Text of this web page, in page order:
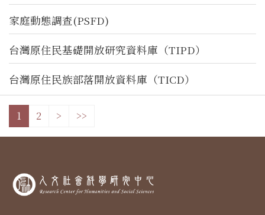
家庭動態調查(PSFD)
台灣原住民基礎開放研究資料庫（TIPD）
台灣原住民族部落開放資料庫（TICD）
1 2 > >>